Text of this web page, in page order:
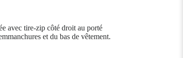
avec tire-zip côté droit au porté
et du bas de vêtement.